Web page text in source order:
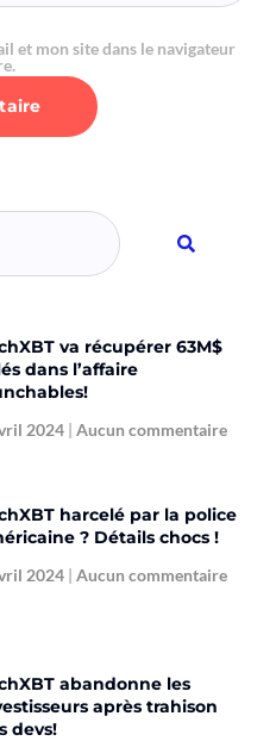
et mon site dans le navigateur
va récupérer 63M$
dans l’affaire
2024 Aucun commentaire
harcelé par la police
? Détails chocs !
2024 Aucun commentaire
abandonne les
après trahison
devs!